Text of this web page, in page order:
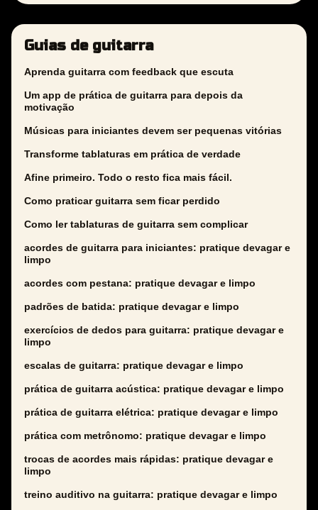
Guias de guitarra
Aprenda guitarra com feedback que escuta
Um app de prática de guitarra para depois da
motivação
Músicas para iniciantes devem ser pequenas vitórias
Transforme tablaturas em prática de verdade
Afine primeiro. Todo o resto fica mais fácil.
Como praticar guitarra sem ficar perdido
Como ler tablaturas de guitarra sem complicar
acordes de guitarra para iniciantes: pratique devagar e
limpo
acordes com pestana: pratique devagar e limpo
padrões de batida: pratique devagar e limpo
exercícios de dedos para guitarra: pratique devagar e
limpo
escalas de guitarra: pratique devagar e limpo
prática de guitarra acústica: pratique devagar e limpo
prática de guitarra elétrica: pratique devagar e limpo
prática com metrônomo: pratique devagar e limpo
trocas de acordes mais rápidas: pratique devagar e
limpo
treino auditivo na guitarra: pratique devagar e limpo